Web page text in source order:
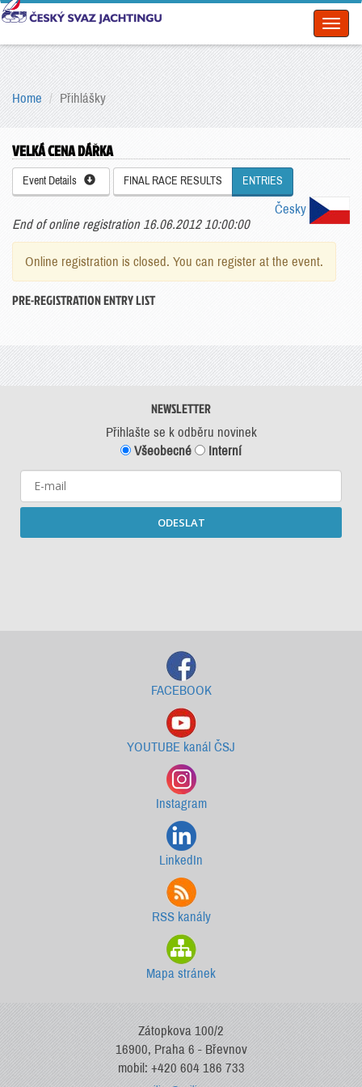
Home Přihlášky
VELKÁ CENA DÁŘKA
Event Details FINAL RACE RESULTS ENTRIES
Česky
End of online registration 16.06.2012 10:00:00
Online registration is closed. You can register at the event.
PRE-REGISTRATION ENTRY LIST
NEWSLETTER
Přihlašte se k odběru novinek
Všeobecné
Interní
ODESLAT
FACEBOOK
YOUTUBE kanál ČSJ
Instagram
LinkedIn
RSS kanály
Mapa stránek
Zátopkova 100/2
16900, Praha 6 - Břevnov
mobil: +420 604 186 733